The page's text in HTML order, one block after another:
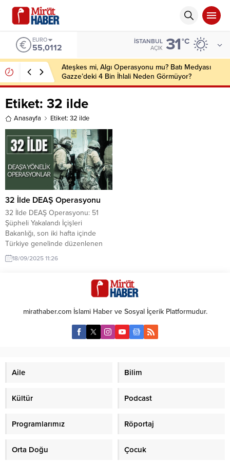
EURO
55,0112
İSTANBUL
AÇIK 31°C
Ateşkes mi, Algı Operasyonu mu? Batı Medyası
Gazze’deki 4 Bin İhlali Neden Görmüyor?
Etiket: 32 ilde
Anasayfa Etiket: 32 ilde
32 İlde DEAŞ Operasyonu
32 İlde DEAŞ Operasyonu: 51
Şüpheli Yakalandı İçişleri
Bakanlığı, son iki hafta içinde
Türkiye genelinde düzenlenen
DEAŞ operasyonlarının
bilançosunu açıkladı. Bakan Ali
hesabından yaptığı paylaşımda,
operasyonların 32 ilde eş zamanlı
olarak gerçekleştirildiğini
duyurdu. Yerlikaya,
operasyonlarda toplam 51 DEAŞ
şüphelisinin gözaltına alındığını
18/09/2025 11:26
mirathaber.com İslami Haber ve Sosyal İçerik Platformudur.
Aile Bilim
Kültür Podcast
Programlarımız Röportaj
Orta Doğu Çocuk